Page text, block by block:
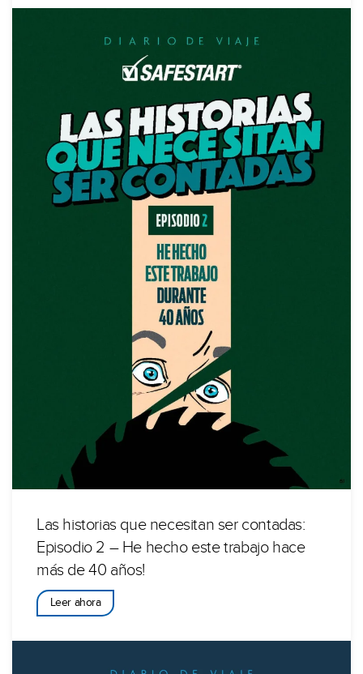
Las historias que necesitan ser contadas:
Episodio 2 – He hecho este trabajo hace
más de 40 años!
Leer ahora